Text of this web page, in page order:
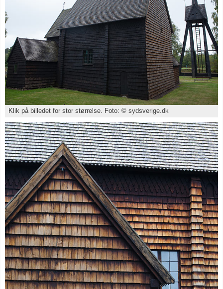
Klik på billedet for stor størrelse. Foto: © sydsverige.dk